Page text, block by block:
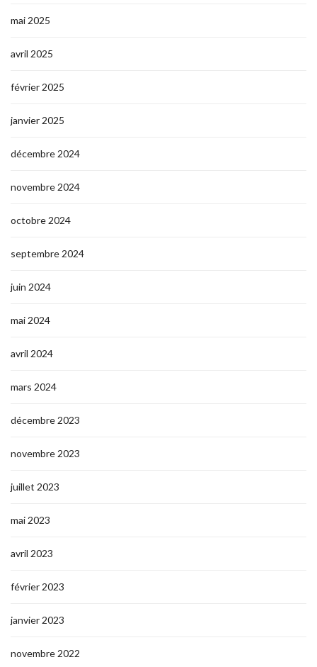
mai 2025
avril 2025
février 2025
janvier 2025
décembre 2024
novembre 2024
octobre 2024
septembre 2024
juin 2024
mai 2024
avril 2024
mars 2024
décembre 2023
novembre 2023
juillet 2023
mai 2023
avril 2023
février 2023
janvier 2023
novembre 2022